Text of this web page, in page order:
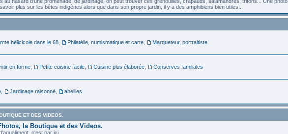
plus sur les bêtes indigênes alors que dans son propre jardin, il y a des amphibiens bien utiles...
hélicicole dans le 68 Philatélie, numismatique et carte Marqueteur, portraitiste
en forme Petite cuisine facile Cuisine plus élaborée Conserves familiales
Jardinage raisonné abeilles
ET DES VIDEOS.
la Boutique et des Videos.
c'est par ici.